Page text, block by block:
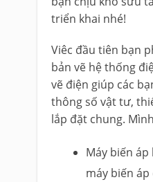
triển khai nhé!
Viêc đầu tiên bạn
bản vẽ hệ thống
vẽ điện giúp các
thông số vật tư,
lắp đặt chung.
Máy biến áp
máy biến